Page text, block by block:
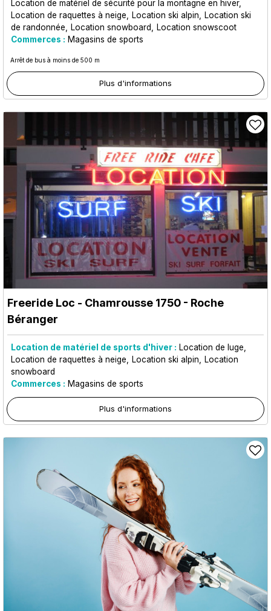
Location de matériel de sécurité pour la montagne en hiver
Location de raquettes à neige
Location ski alpin
Location ski
de randonnée
Location snowboard
Location snowscoot
Commerces : Magasins de sports
Arrêt de bus à moins de 500 m
Plus d'informations
Freeride Loc - Chamrousse 1750 - Roche
Béranger
Location de matériel de sports d'hiver : Location de luge
Location de raquettes à neige
Location ski alpin
Location
snowboard
Commerces : Magasins de sports
Plus d'informations